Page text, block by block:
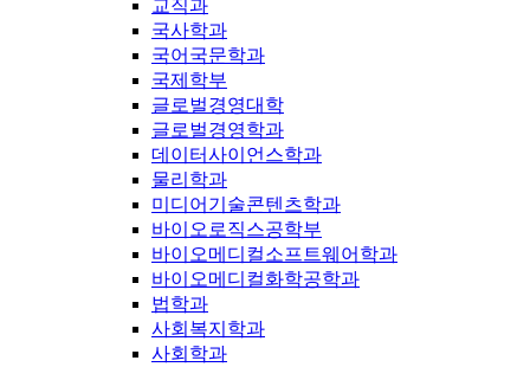
교직과
국사학과
국어국문학과
국제학부
글로벌경영대학
글로벌경영학과
데이터사이언스학과
물리학과
미디어기술콘텐츠학과
바이오로직스공학부
바이오메디컬소프트웨어학과
바이오메디컬화학공학과
법학과
사회복지학과
사회학과